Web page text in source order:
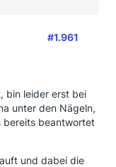
#1.961
bin leider erst bei
unter den Nägeln,
bereits beantwortet
und dabei die